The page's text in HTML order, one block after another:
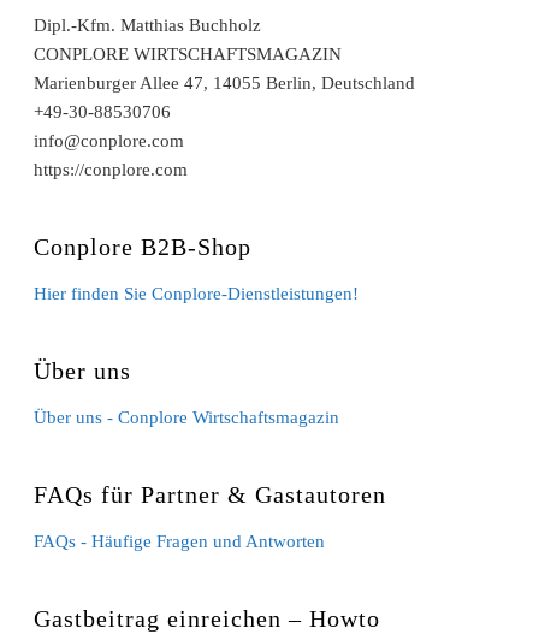
Dipl.-Kfm. Matthias Buchholz
CONPLORE WIRTSCHAFTSMAGAZIN
Marienburger Allee 47, 14055 Berlin, Deutschland
+49-30-88530706
info@conplore.com
https://conplore.com
Conplore B2B-Shop
Hier finden Sie Conplore-Dienstleistungen!
Über uns
Über uns - Conplore Wirtschaftsmagazin
FAQs für Partner & Gastautoren
FAQs - Häufige Fragen und Antworten
Gastbeitrag einreichen – Howto